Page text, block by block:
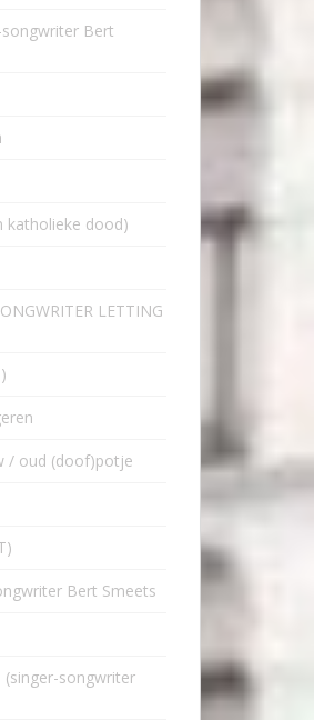
Bert
katholieke dood)
LETTING
/ oud (doof)potje
Bert Smeets
songwriter